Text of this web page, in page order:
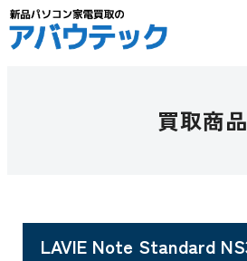
買取商品
LAVIE Note Standard